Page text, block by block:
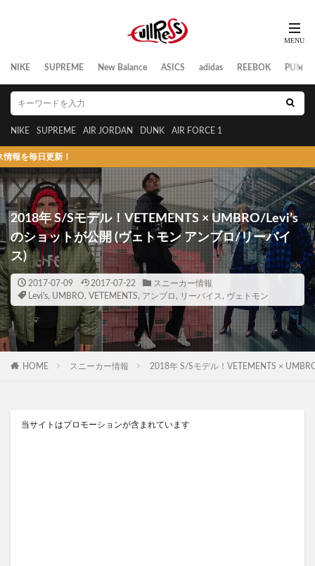
NIKE SUPREME New Balance ASICS adidas REEBOK PUMA
NIKE SUPREME AIR JORDAN DUNK AIR FORCE 1
新！
2018年 S/Sモデル！VETEMENTS × UMBRO/Levi’s
のショットが公開 (ヴェトモン アンブロ/リーバイ
ス)
2017-07-09 2017-07-22
スニーカー情報
Levi's︎︎, UMBRO, VETEMENTS, アンブロ , リーバイス , ヴェトモン
HOME スニーカー情報 2018年 S/Sモデル！VETEMENTS ×
当サイトはプロモーションが含まれています